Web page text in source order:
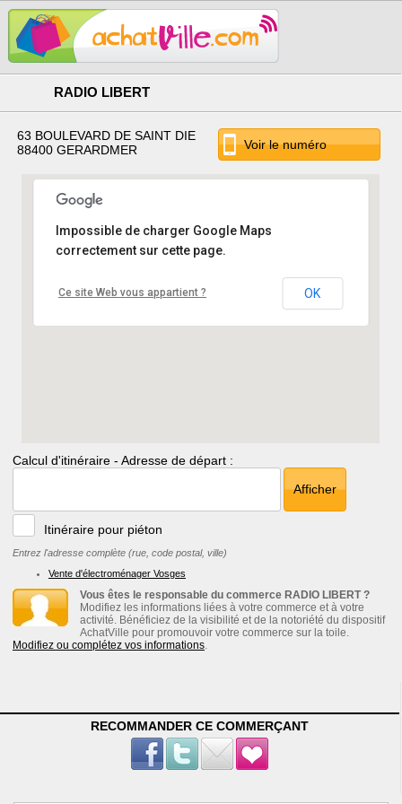
RADIO LIBERT
63 BOULEVARD DE SAINT DIE
88400 GERARDMER
Voir le numéro
Impossible de charger Google Maps
correctement sur cette page.
Ce site Web vous appartient ? OK
Calcul d'itinéraire - Adresse de départ :
Afficher
Itinéraire pour piéton
Entrez l'adresse complète (rue, code postal, ville)
Vente d'électroménager Vosges
Vous êtes le responsable du commerce RADIO LIBERT ?
Modifiez les informations liées à votre commerce et à votre
activité. Bénéficiez de la visibilité et de la notoriété du dispositif
AchatVille pour promouvoir votre commerce sur la toile.
Modifiez ou complétez vos informations.
RECOMMANDER CE COMMERÇANT